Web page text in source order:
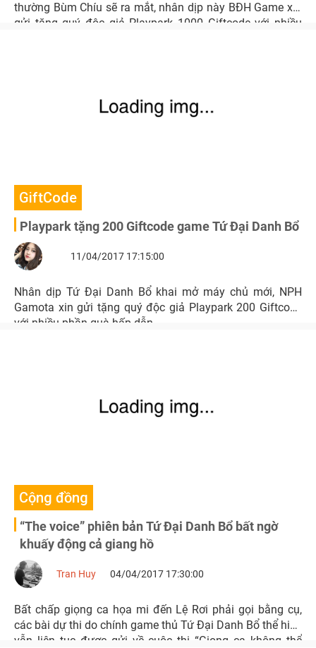
thường Bùm Chíu sẽ ra mắt, nhân dịp này BĐH Game xin
gửi tặng quý độc giả Playpark 1000 Giftcode với nhiều
GiftCode
Playpark tặng 200 Giftcode game Tứ Đại Danh Bổ
11/04/2017 17:15:00
Nhân dịp Tứ Đại Danh Bổ khai mở máy chủ mới, NPH
Gamota xin gửi tặng quý độc giả Playpark 200 Giftcode
với nhiều phần quà hấp dẫn.
Cộng đồng
“The voice” phiên bản Tứ Đại Danh Bổ bất ngờ
khuấy động cả giang hồ
Tran Huy 04/04/2017 17:30:00
Bất chấp giọng ca họa mi đến Lệ Rơi phải gọi bằng cụ,
các bài dự thi do chính game thủ Tứ Đại Danh Bổ thể hiện
vẫn liên tục được gửi về cuộc thi “Giọng ca không thể